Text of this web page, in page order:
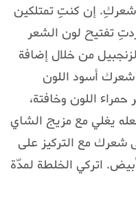
شعركِ. إن كنتِ تمتلكين
تفتيح لون الشعر
من خلال إضافة
شعرك أسود اللون
اللون وخافتة،
يغلي مع مزيج الشاي
شعرك مع التركيز على
اتركي الخلطة لمدّة